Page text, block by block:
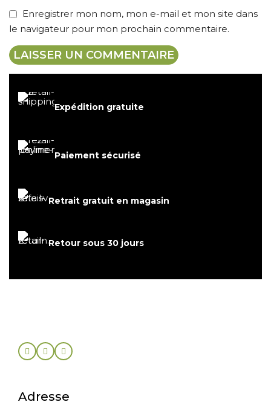
Enregistrer mon nom, mon e-mail et mon site dans
le navigateur pour mon prochain commentaire.
Expédition gratuite
Paiement sécurisé
Retrait gratuit en magasin
Retour sous 30 jours
Adresse